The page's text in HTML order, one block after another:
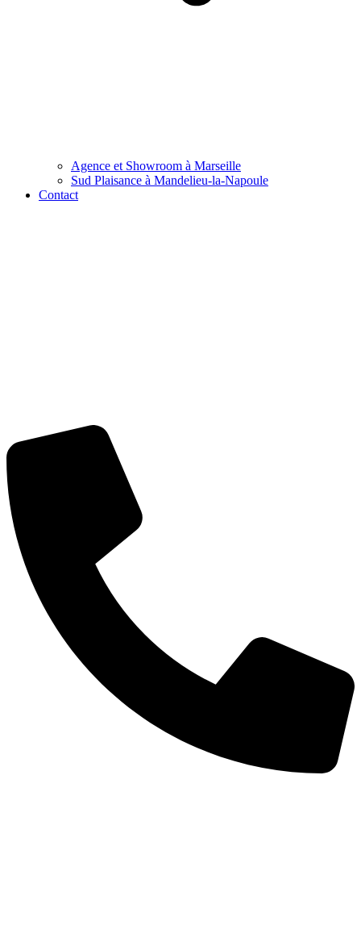
Agence et Showroom à Marseille
Sud Plaisance à Mandelieu-la-Napoule
Contact